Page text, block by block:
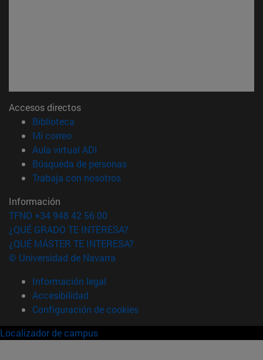
Accesos directos
Biblioteca
Mi correo(abre en nueva ventana)
Aula virtual ADI
Búsqueda de personas(abre en nueva ventana)
Trabaja con nosotros(abre en nueva ventana)
Información
TFNO +34 948 42 56 00
¿QUÉ GRADO TE INTERESA?
¿QUÉ MÁSTER TE INTERESA?
© Universidad de Navarra
Información legal
Accesibilidad
Configuración de cookies
Localizador de campus